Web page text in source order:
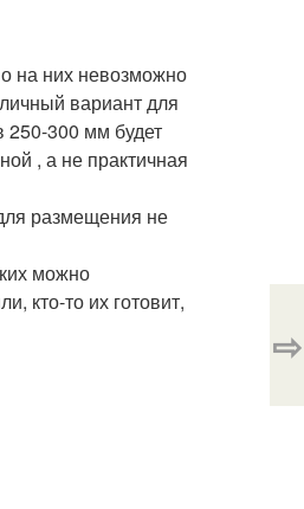
на них невозможно
вариант для
250-300 мм будет
, а не практичная
размещения не
можно
кто-то их готовит,
⇨